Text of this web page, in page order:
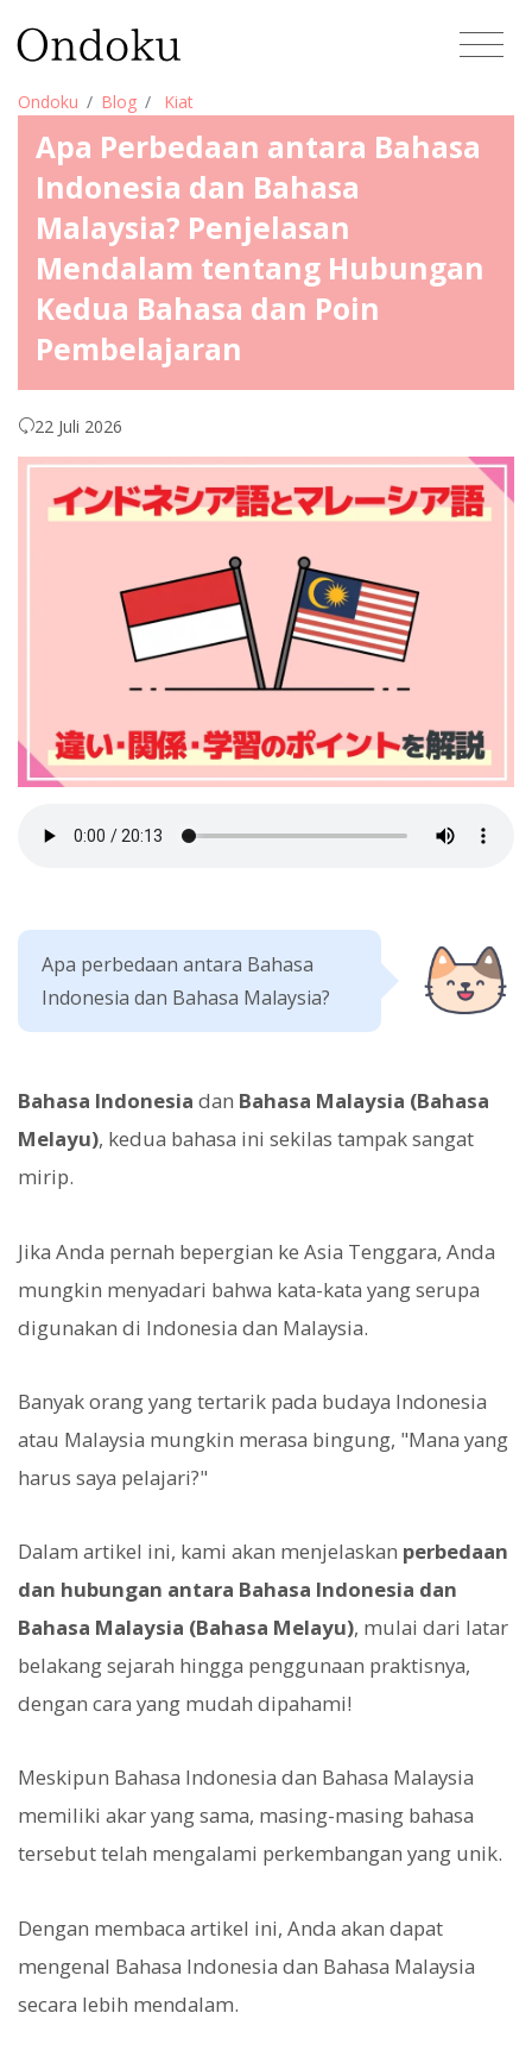
Ondoku Blog Kiat
Apa Perbedaan antara Bahasa
Indonesia dan Bahasa
Malaysia? Penjelasan
Mendalam tentang Hubungan
Kedua Bahasa dan Poin
Pembelajaran
22 Juli 2026
Apa perbedaan antara Bahasa
Indonesia dan Bahasa Malaysia?
Bahasa Indonesia dan Bahasa Malaysia (Bahasa
Melayu), kedua bahasa ini sekilas tampak sangat
mirip.
Jika Anda pernah bepergian ke Asia Tenggara, Anda
mungkin menyadari bahwa kata-kata yang serupa
digunakan di Indonesia dan Malaysia.
Banyak orang yang tertarik pada budaya Indonesia
atau Malaysia mungkin merasa bingung, "Mana yang
harus saya pelajari?"
Dalam artikel ini, kami akan menjelaskan perbedaan
dan hubungan antara Bahasa Indonesia dan
Bahasa Malaysia (Bahasa Melayu), mulai dari latar
belakang sejarah hingga penggunaan praktisnya,
dengan cara yang mudah dipahami!
Meskipun Bahasa Indonesia dan Bahasa Malaysia
memiliki akar yang sama, masing-masing bahasa
tersebut telah mengalami perkembangan yang unik.
Dengan membaca artikel ini, Anda akan dapat
mengenal Bahasa Indonesia dan Bahasa Malaysia
secara lebih mendalam.